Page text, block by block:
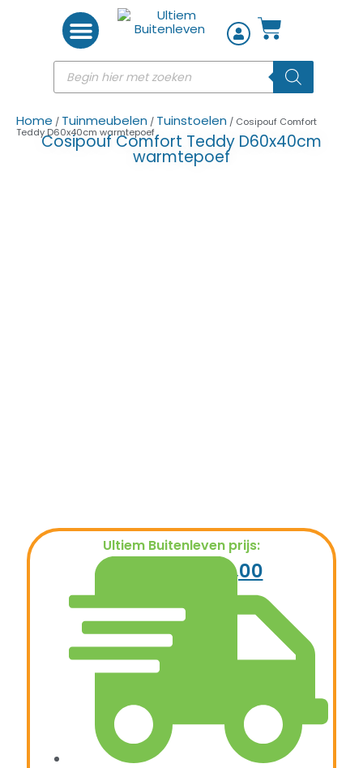
Home / Tuinmeubelen / Tuinstoelen / Cosipouf Comfort
Teddy D60x40cm warmtepoef
Cosipouf Comfort Teddy D60x40cm
warmtepoef
Ultiem Buitenleven prijs:
€ 109,00